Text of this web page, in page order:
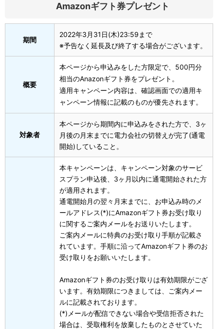
Amazonギフト券プレゼント
期間
2022年3月31日(木)23:59まで
※予告なく延長及び終了する場合がございます。
概要
本ページから申込みをした方限定で、500円分
相当のAnazonギフト券をプレゼント。
適用キャンペーン内容は、確認画面での適用キ
ャンペーン情報に記載のものが優先されます。
対象者
本ページから期間内に申込みをされた方で、3ヶ
月後の月末までに電力会社の切替えが完了(通電
開始)していること。
本キャンペーンは、キャンペーン対象のサービ
スプラン申込後、3ヶ月以内に通電開始された方
が適用されます。
通電開始月の翌々月末までに、お申込み時のメ
ールアドレス(*)にAmazonギフト券お受け取り
に関するご案内メールをお送りいたします。
ご案内メールに特典のお受け取り手順が記載さ
れています。手順に沿ってAmazonギフト券のお
受け取りをお願いいたします。
Amazonギフト券のお受け取りは有効期限がござ
います。有効期限につきましては、ご案内メー
ルに記載されております。
(*)メールが配信できない場合や受信拒否された
場合は、受取権利を放棄したものとさせていた